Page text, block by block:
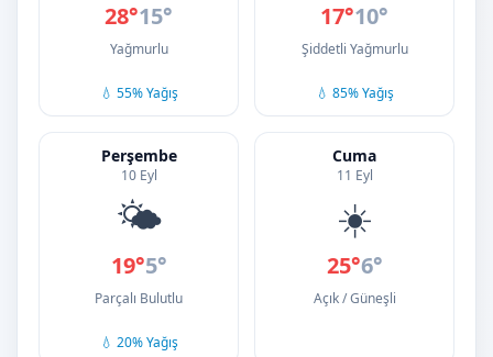
28°15°
Yağmurlu
💧 55% Yağış
17°10°
Şiddetli Yağmurlu
💧 85% Yağış
Perşembe
10 Eyl
🌤️
19°5°
Parçalı Bulutlu
💧 20% Yağış
Cuma
11 Eyl
☀️
25°6°
Açık / Güneşli